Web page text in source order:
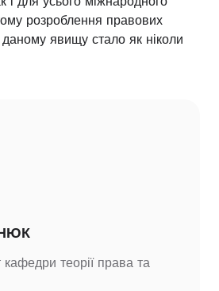
розроблення правових
даному явищу стало як ніколи
теорії права та